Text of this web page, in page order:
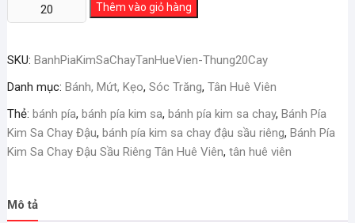
Pía
Sa
Chay
Sầu
Riêng
Tân
số
Thêm vào giỏ hàng
SKU: BanhPiaKimSaChayTanHueVien-Thung20Cay
Danh mục: Bánh, Mứt, Kẹo, Sóc Trăng, Tân Huê Viên
Thẻ: bánh pía, bánh pía kim sa, bánh pía kim sa chay, Bánh Pía
Kim Sa Chay Đậu, bánh pía kim sa chay đậu sầu riêng, Bánh Pía
Kim Sa Chay Đậu Sầu Riêng Tân Huê Viên, tân huê viên
Mô tả